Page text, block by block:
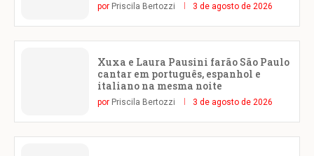
por Priscila Bertozzi 3 de agosto de 2026
Xuxa e Laura Pausini farão São Paulo
cantar em português, espanhol e
italiano na mesma noite
por Priscila Bertozzi 3 de agosto de 2026